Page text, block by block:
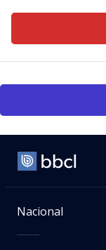
Nacional